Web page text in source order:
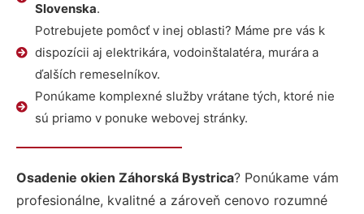
Slovenska.
Potrebujete pomôcť v inej oblasti? Máme pre vás k
dispozícii aj elektrikára, vodoinštalatéra, murára a
ďalších remeselníkov.
Ponúkame komplexné služby vrátane tých, ktoré nie
sú priamo v ponuke webovej stránky.
Osadenie okien Záhorská Bystrica? Ponúkame vám
profesionálne, kvalitné a zároveň cenovo rozumné